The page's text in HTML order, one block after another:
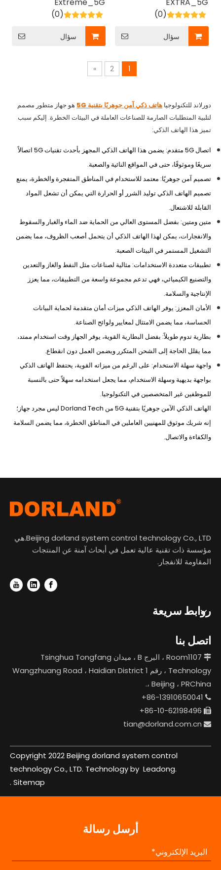
(0)
سؤال
(0)
سؤال
1
2
»
دورلاند للتكنولوجيا هاتف ذكي آمن جوهريًا بتقنية 5G
هو جهاز متطور مصمم
لتلبية المتطلبات الصارمة للصناعات العاملة في البيئات الخطرة. إليكم سبب
تميز هذا الهاتف الذكي:
اتصال 5G متقدم: يضمن هذا الهاتف الذكي المجهز بأحدث تقنيات 5G اتصالاً
سريعًا وموثوقًا، حتى في المواقع النائية والصعبة.
تصميم آمن جوهريًا: معتمد للاستخدام في المناطق المتفجرة والخطرة، يمنع
تصميم الهاتف الذكي توليد الشرر أو الحرارة التي يمكن أن تشعل المواد
القابلة للاشتعال.
متين ومتين: بفضل المستوى العالي من الحماية ضد الماء والغبار والسقوط
والانفجارات، يمكن لهذا الهاتف الذكي أن يتحمل أصعب الظروف، مما يضمن
التشغيل المستمر في البيئات الصعبة.
تطبيقات متعددة الاستخدامات: مثالية لصناعات مثل النفط والغاز والتعدين
والتصنيع الكيميائي، فهي تدعم مجموعة واسعة من التطبيقات، مما يعزز
الإنتاجية والسلامة.
الأمان المعزز: يوفر الهاتف الذكي ميزات أمان متقدمة لحماية البيانات
الحساسة، مما يضمن الامتثال لمعايير ولوائح الصناعة.
بطارية تدوم طويلاً: بفضل البطارية القوية، يوفر الجهاز وقت استخدام ممتد،
مما يقلل الحاجة إلى الشحن المتكرر ويضمن العمل دون انقطاع.
واجهة سهلة الاستخدام: على الرغم من ميزاته القوية، يحتفظ الهاتف الذكي
بواجهة بديهية وسهلة الاستخدام، مما يجعل استخدامه سهلاً حتى بالنسبة
للموظفين غير المتخصصين في التكنولوجيا.
الهاتف الذكي الآمن جوهريًا بتقنية 5G من Dorland Tech ليس مجرد جهاز؛
إنه شريك موثوق للمهنيين العاملين في المناطق الخطرة، مما يضمن السلامة
والكفاءة والاتصال.
Beijing dorland system control technology Co., LTD.هي
مؤسسة ذات تقنية عالية تعمل في أبحاث آمنة عن المنتجات
المقاومة للانفجار.
روابط سريعة
اتصل بنا

Room1107 ، البرج B ، ميدان Tsinghua Tongfang
Technology ، رقم 1 Wangzhuang Road ، Haidian District
، Beijing ، PRChina.

86-13910650041+


tian@dorland.com.cn
Copyright 2022 Beijing dorland system control
technology Co., LTD. Technology by Leadong.
Sitemap
.
أرسل رسالة